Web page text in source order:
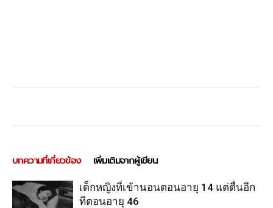
บทความที่เกี่ยวข้อง เพิ่มเติมจากผู้เขียน
เด็กหญิงที่เข้านอนตอนอายุ 14 แต่ตื่นอีก
ทีตอนอายุ 46